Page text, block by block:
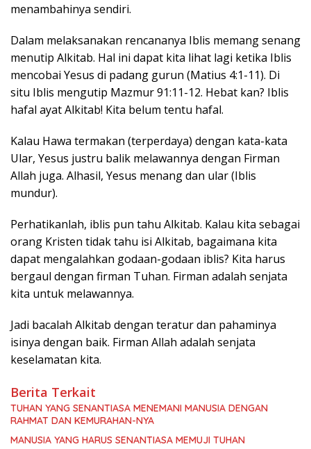
menambahinya sendiri.
Dalam melaksanakan rencananya Iblis memang senang
menutip Alkitab. Hal ini dapat kita lihat lagi ketika Iblis
mencobai Yesus di padang gurun (Matius 4:1-11). Di
situ Iblis mengutip Mazmur 91:11-12. Hebat kan? Iblis
hafal ayat Alkitab! Kita belum tentu hafal.
Kalau Hawa termakan (terperdaya) dengan kata-kata
Ular, Yesus justru balik melawannya dengan Firman
Allah juga. Alhasil, Yesus menang dan ular (Iblis
mundur).
Perhatikanlah, iblis pun tahu Alkitab. Kalau kita sebagai
orang Kristen tidak tahu isi Alkitab, bagaimana kita
dapat mengalahkan godaan-godaan iblis? Kita harus
bergaul dengan firman Tuhan. Firman adalah senjata
kita untuk melawannya.
Jadi bacalah Alkitab dengan teratur dan pahaminya
isinya dengan baik. Firman Allah adalah senjata
keselamatan kita.
Berita Terkait
TUHAN YANG SENANTIASA MENEMANI MANUSIA DENGAN
RAHMAT DAN KEMURAHAN-NYA
MANUSIA YANG HARUS SENANTIASA MEMUJI TUHAN